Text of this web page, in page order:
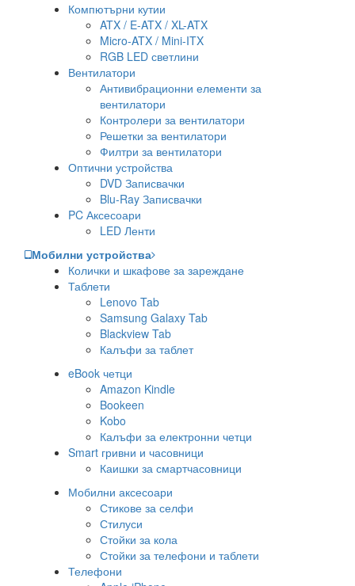
Компютърни кутии
ATX / E-ATX / XL-ATX
Micro-ATX / Mini-ITX
RGB LED светлини
Вентилатори
Антивибрационни елементи за
вентилатори
Контролери за вентилатори
Решетки за вентилатори
Филтри за вентилатори
Оптични устройства
DVD Записвачки
Blu-Ray Записвачки
PC Аксесоари
LED Ленти
Мобилни устройства
Колички и шкафове за зареждане
Таблети
Lenovo Tab
Samsung Galaxy Tab
Blackview Tab
Калъфи за таблет
eBook четци
Amazon Kindle
Bookeen
Kobo
Калъфи за електронни четци
Smart гривни и часовници
Каишки за смартчасовници
Мобилни аксесоари
Стикове за селфи
Стилуси
Стойки за кола
Стойки за телефони и таблети
Телефони